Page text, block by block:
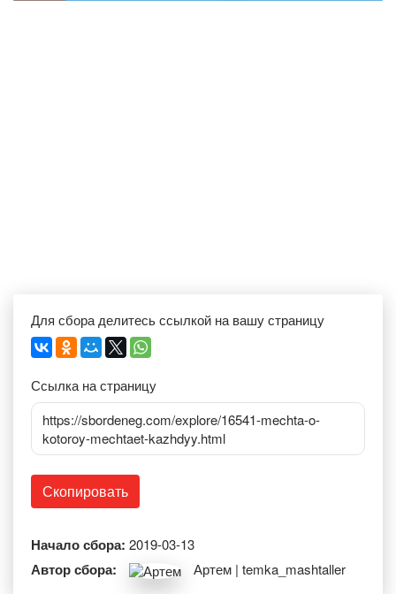
Для сбора делитесь ссылкой на вашу страницу
Ссылка на страницу
https://sbordeneg.com/explore/16541-mechta-o-
kotoroy-mechtaet-kazhdyy.html
Скопировать
Начало сбора: 2019-03-13
Автор сбора: Артем | temka_mashtaller